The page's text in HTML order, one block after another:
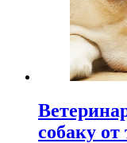
собаку от